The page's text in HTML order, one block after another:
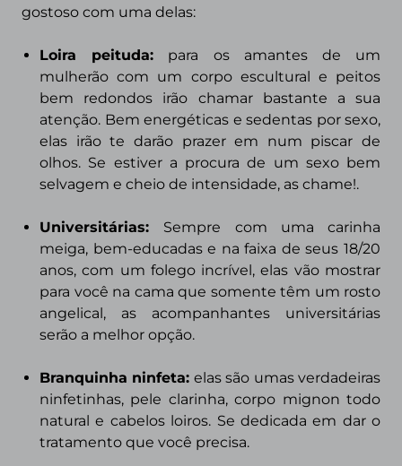
gostoso com uma delas:
Loira peituda: para os amantes de um
mulherão com um corpo escultural e peitos
bem redondos irão chamar bastante a sua
atenção. Bem energéticas e sedentas por sexo,
elas irão te darão prazer em num piscar de
olhos. Se estiver a procura de um sexo bem
selvagem e cheio de intensidade, as chame!.
Universitárias: Sempre com uma carinha
meiga, bem-educadas e na faixa de seus 18/20
anos, com um folego incrível, elas vão mostrar
para você na cama que somente têm um rosto
angelical, as acompanhantes universitárias
serão a melhor opção.
Branquinha ninfeta: elas são umas verdadeiras
ninfetinhas, pele clarinha, corpo mignon todo
natural e cabelos loiros. Se dedicada em dar o
tratamento que você precisa.